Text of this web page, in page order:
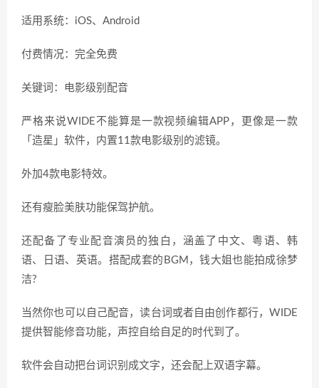
适用系统：iOS、Android
付费情况：完全免费
关键词：电影级别配音
严格来说WIDE不能算是一款视频编辑APP，更像是一款
「造星」软件，内置11款电影级别的滤镜。
外加4款电影特效。
还有瘦脸美肤功能保驾护航。
还配备了专业配音演员的独白，涵盖了中文、粤语、韩
语、日语、英语。搭配成套的BGM，钱大姐也能拍成徐梦
洁?
当然你也可以自己配音，读台词或者自由创作都行，WIDE
提供智能修音功能，声控自给自足的时代到了。
软件会自动把台词识别成文字，还会配上双语字幕。